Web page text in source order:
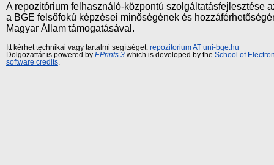
A repozitórium felhasználó-központú szolgáltatásfejlesztése
a BGE felsőfokú képzései minőségének és
Magyar Állam támogatásával.
Itt kérhet technikai vagy tartalmi segítséget: repozitorium AT uni-bge.hu
Dolgozattár is powered by EPrints 3 which is developed by the School of
software credits